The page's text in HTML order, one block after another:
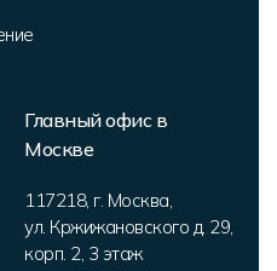
Главный офис в
Москве
117218, г. Москва,
ул. Кржижановского д. 29,
корп. 2, 3 этаж